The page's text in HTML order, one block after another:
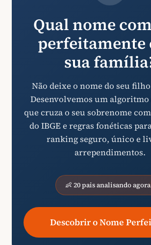
Qual nome
perfeitamente
sua
Não deixe o nome do seu filho
Desenvolvemos um
que cruza o seu sobrenome
do IBGE e regras fonéticas
ranking seguro, único e
arrependimentos.
👶 20 pais analisando agora
Descobrir o Nome